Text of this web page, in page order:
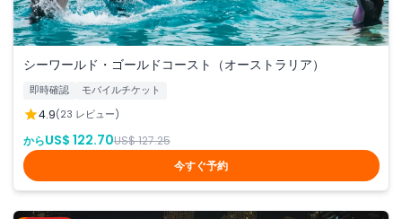
シーワールド・ゴールドコースト（オーストラリア）
即時確認 モバイルチケット
4.9(23 レビュー)
からUS$ 122.70US$ 127.25
今すぐ予約